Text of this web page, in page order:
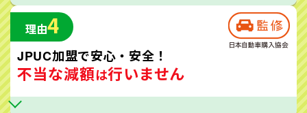
理由4
JPUC加盟で安心・安全！
不当な減額は行いません